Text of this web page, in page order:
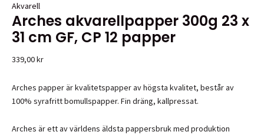
Akvarell
Arches akvarellpapper 300g 23 x
31 cm GF, CP 12 papper
339,00kr
Arches papper är kvalitetspapper av högsta kvalitet, består av
100% syrafritt bomullspapper. Fin dräng, kallpressat.
Arches är ett av världens äldsta pappersbruk med produktion